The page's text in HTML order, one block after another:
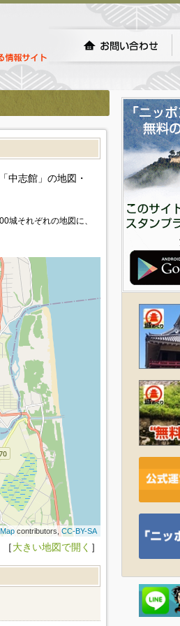
中志館」の地図・
城それぞれの地図に、
contributors,CC-BY-SA
［大きい地図で開く ］